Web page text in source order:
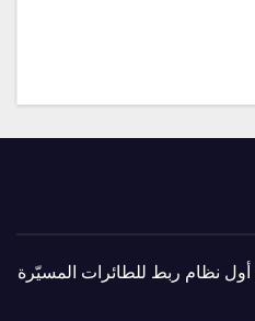
Skywire أول نظام ربط للطائرات المسيّرة